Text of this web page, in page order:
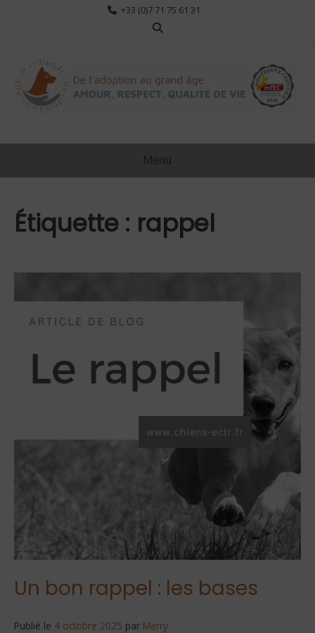
+33 (0)7 71 75 61 31
Menu
Étiquette : rappel
Un bon rappel : les bases
Publié le 4 octobre 2025 par Merry